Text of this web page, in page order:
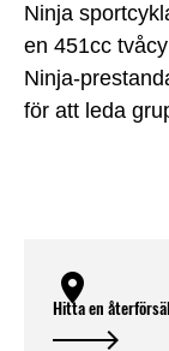
Ninja
en 451cc
Ninja-
för att leda
Hitta en